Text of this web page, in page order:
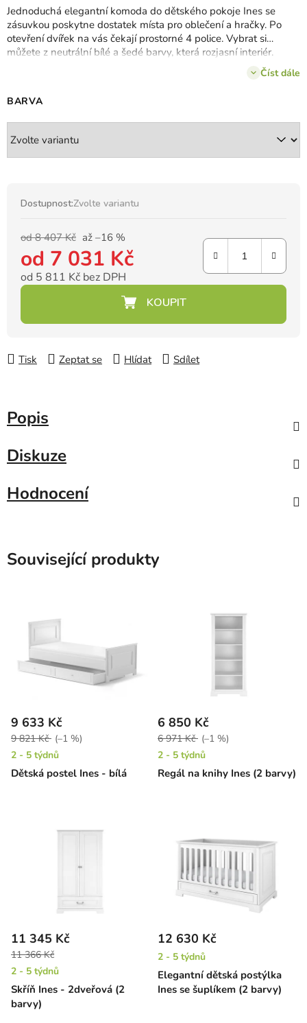
Jednoduchá elegantní komoda do dětského pokoje Ines se
zásuvkou poskytne dostatek místa pro oblečení a hračky. Po
otevření dvířek na vás čekají prostorné 4 police. Vybrat si
můžete z neutrální bílé a šedé barvy, která rozjasní interiér.
Číst dále
BARVA
Dostupnost:Zvolte variantu
od 8 407 Kč až –16 %
od 7 031 Kč
od 5 811 Kč bez DPH
Tisk Zeptat se Hlídat Sdílet
Popis
Diskuze
Hodnocení
Související produkty
Dětská postel Ines - bílá
9 633 Kč
9 821 Kč (–1 %)
2 - 5 týdnů
Regál na knihy Ines (2 barvy)
6 850 Kč
6 971 Kč (–1 %)
2 - 5 týdnů
Skříň Ines - 2dveřová (2
barvy)
11 345 Kč
11 366 Kč
2 - 5 týdnů
Elegantní dětská postýlka
Ines se šuplíkem (2 barvy)
12 630 Kč
2 - 5 týdnů